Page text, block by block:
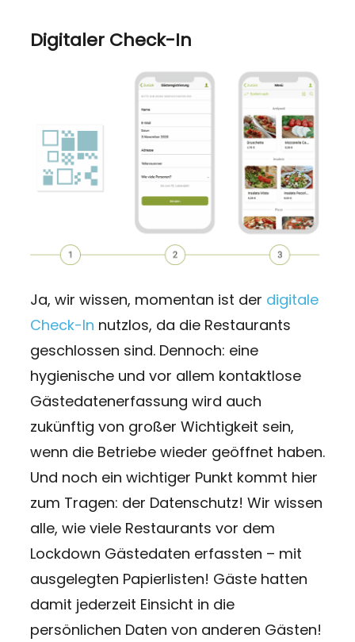
Digitaler Check-In
Ja, wir wissen, momentan ist der digitale
Check-In nutzlos, da die Restaurants
geschlossen sind. Dennoch: eine
hygienische und vor allem kontaktlose
Gästedatenerfassung wird auch
zukünftig von großer Wichtigkeit sein,
wenn die Betriebe wieder geöffnet haben.
Und noch ein wichtiger Punkt kommt hier
zum Tragen: der Datenschutz! Wir wissen
alle, wie viele Restaurants vor dem
Lockdown Gästedaten erfassten – mit
ausgelegten Papierlisten! Gäste hatten
damit jederzeit Einsicht in die
persönlichen Daten von anderen Gästen!